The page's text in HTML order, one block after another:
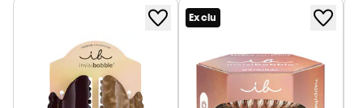
pour une mise en beauté pendant la nuit ou une
retouche rapide dans la journée.
Exclu